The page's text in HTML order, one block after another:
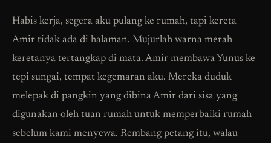
Habis kerja, segera aku pulang ke rumah, tapi kereta
Amir tidak ada di halaman. Mujurlah warna merah
keretanya tertangkap di mata. Amir membawa Yunus ke
tepi sungai, tempat kegemaran aku. Mereka duduk
melepak di pangkin yang dibina Amir dari sisa yang
digunakan oleh tuan rumah untuk memperbaiki rumah
sebelum kami menyewa. Rembang petang itu, walau